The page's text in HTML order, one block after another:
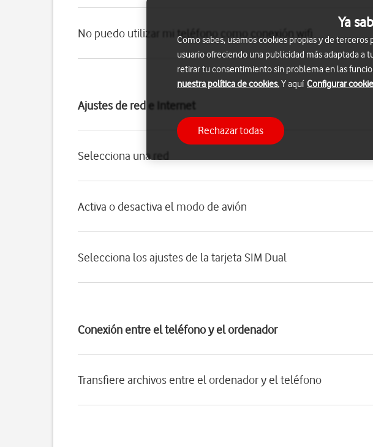
No puedo utilizar mi teléfono como conexión wifi
Ajustes de red e Internet
Selecciona una red
Activa o desactiva el modo de avión
Selecciona los ajustes de la tarjeta SIM Dual
Conexión entre el teléfono y el ordenador
Transfiere archivos entre el ordenador y el teléfono
Ya
Como sabes, usamos cookies propias y de
usuario ofreciendo una publicidad más adaptada a
retirar tu consentimiento sin problema en las
nuestra política de cookies.Y aquí Configurar
Rechazar todas